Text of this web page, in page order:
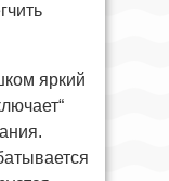
яркий